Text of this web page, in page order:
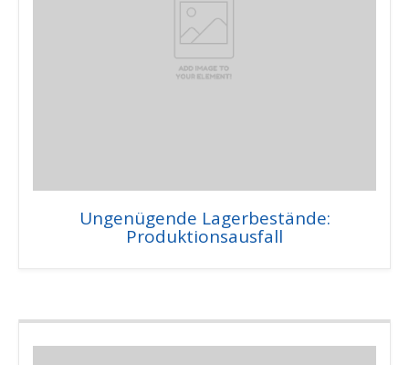
Ungenügende Lagerbestände:
Produktionsausfall